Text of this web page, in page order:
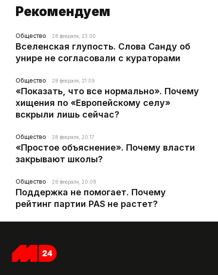
Рекомендуем
Общество 28 февраля, 23:00
Вселенская глупость. Слова Санду об
унире не согласовали с кураторами
Общество 28 февраля, 21:09
«Показать, что все нормально». Почему
хищения по «Европейскому селу»
вскрыли лишь сейчас?
Общество 28 февраля, 20:17
«Простое объяснение». Почему власти
закрывают школы?
Общество 28 февраля, 20:08
Поддержка не помогает. Почему
рейтинг партии PAS не растет?